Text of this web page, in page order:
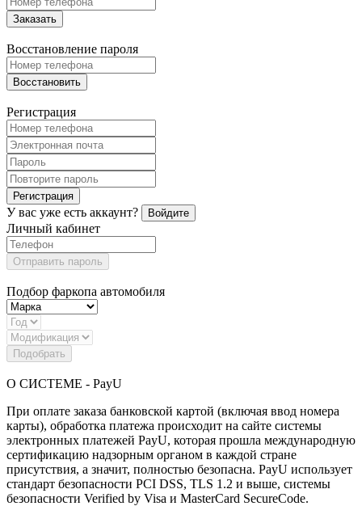
Заказать
Восстановление пароля
Восстановить
Регистрация
Регистрация
У вас уже есть аккаунт? Войдите
Личный кабинет
Отправить пароль
Подбор фаркопа автомобиля
Подобрать
О СИСТЕМЕ - PayU
При оплате заказа банковской картой (включая ввод номера
карты), обработка платежа происходит на сайте системы
электронных платежей PayU, которая прошла международную
сертификацию надзорным органом в каждой стране
присутствия, а значит, полностью безопасна. PayU использует
стандарт безопасности PCI DSS, TLS 1.2 и выше, системы
безопасности Verified by Visa и MasterCard SecureCode.